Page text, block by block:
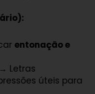
entonação e
Letras
úteis para